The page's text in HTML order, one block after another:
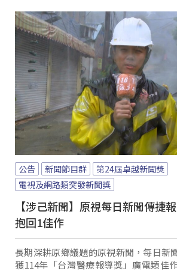
公告 新聞節目群
第24屆卓越新聞獎
電視及網路類突發新聞獎
【涉己新聞】原視每日新聞傳捷
抱回1佳作
長期深耕原鄉議題的原視新聞，每日新
獲114年「台灣醫療報導獎」廣電類佳